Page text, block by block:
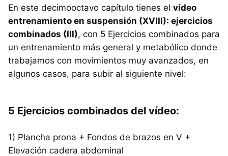
En este decimooctavo capítulo tienes el vídeo
entrenamiento en suspensión (XVIII): ejercicios
combinados (III), con 5 Ejercicios combinados para
un entrenamiento más general y metabólico donde
trabajamos con movimientos muy avanzados, en
algunos casos, para subir al siguiente nivel:
5 Ejercicios combinados del vídeo:
1) Plancha prona + Fondos de brazos en V +
Elevación cadera abdominal